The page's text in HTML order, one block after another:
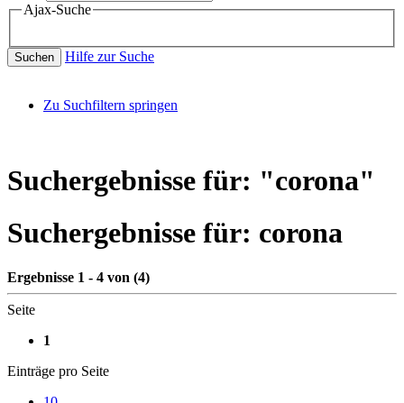
Ajax-Suche
Suchen Hilfe zur Suche
Zu Suchfiltern springen
Suchergebnisse für: "corona"
Suchergebnisse für: corona
Ergebnisse 1 - 4 von (4)
Seite
1
Einträge pro Seite